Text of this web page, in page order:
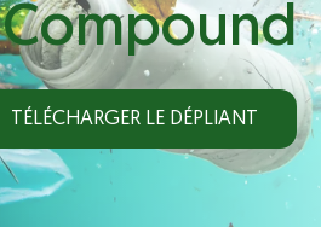
TÉLÉCHARGER LE DÉPLIANT